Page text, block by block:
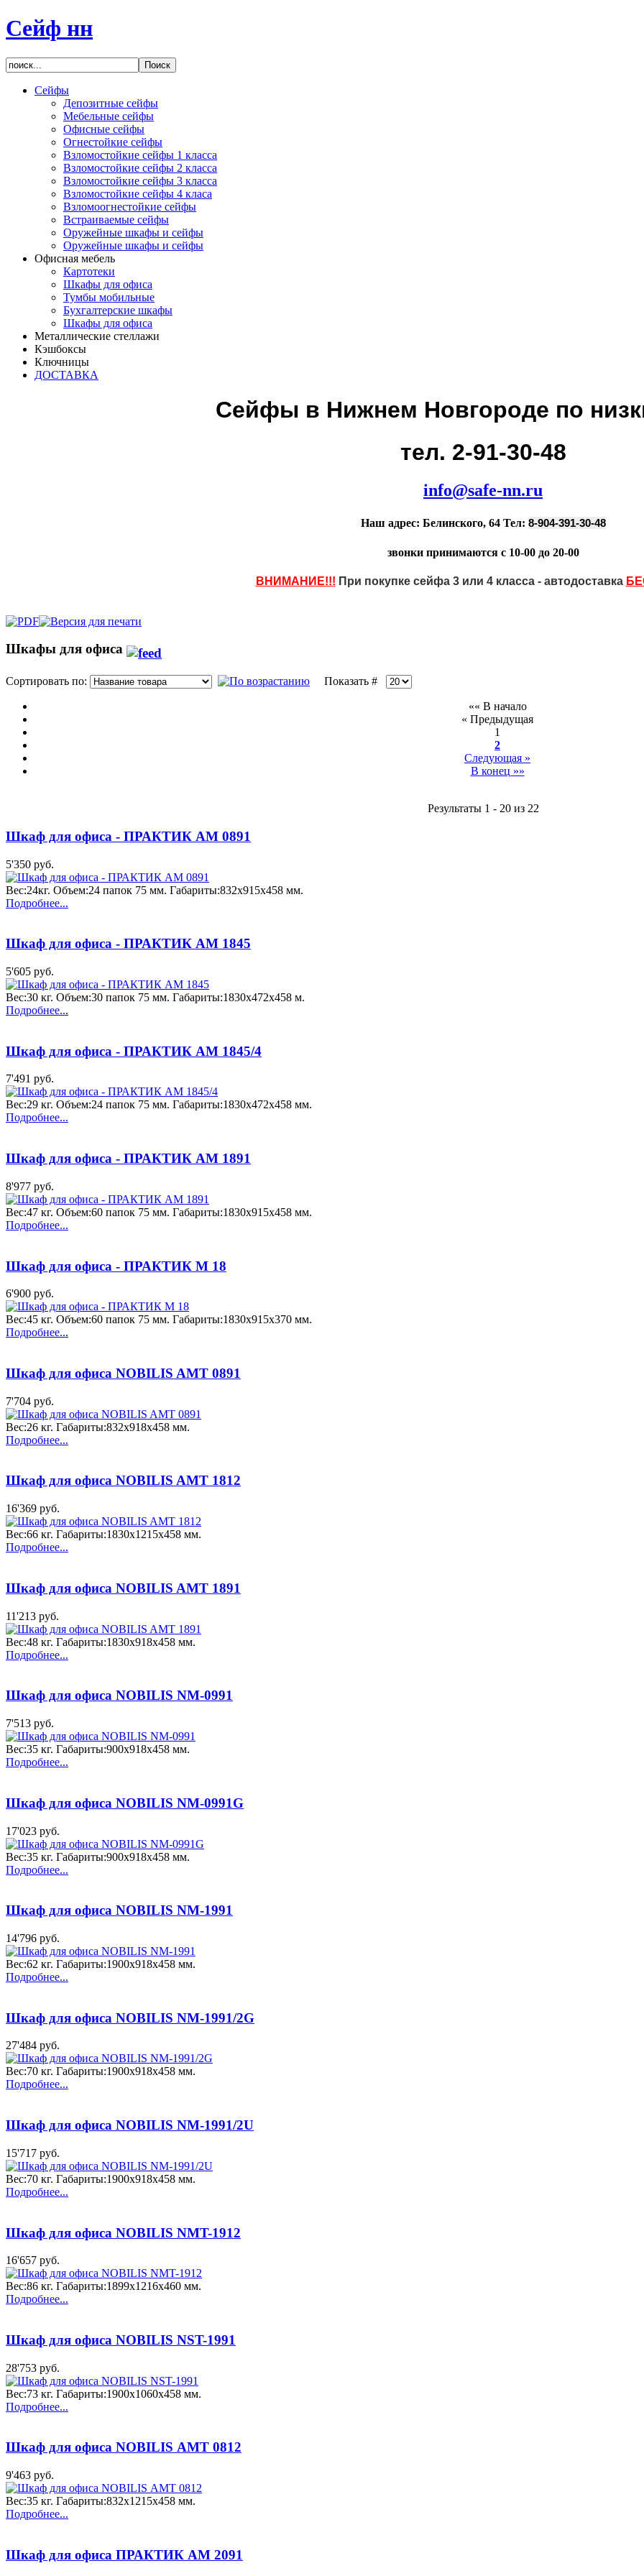
Сейф нн
Сейфы
Депозитные сейфы
Мебельные сейфы
Офисные сейфы
Огнестойкие сейфы
Взломостойкие сейфы 1 класса
Взломостойкие сейфы 2 класса
Взломостойкие сейфы 3 класса
Взломостойкие сейфы 4 класа
Взломоогнестойкие сейфы
Встраиваемые сейфы
Оружейные шкафы и сейфы
Оружейные шкафы и сейфы
Офисная мебель
Картотеки
Шкафы для офиса
Тумбы мобильные
Бухгалтерские шкафы
Шкафы для офиса
Металлические стеллажи
Кэшбоксы
Ключницы
ДОСТАВКА
Сейфы в Нижнем Новгороде по
тел. 2-91-30-48
info@safe-nn.ru
Наш адрес: Белинского, 64 Тел: 8-904-391-30-48
звонки принимаются с 10-00 до 20-00
ВНИМАНИЕ!!! При покупке сейфа 3 или 4 класса - автодоставка
Шкафы для офиса
Сортировать по: Показать #
«« В начало
« Предыдущая
1
2
Следующая »
В конец »»
Результаты 1 - 20 из 22
Шкаф для офиса - ПРАКТИК AM 0891
5'350 руб.
Вес:24кг. Объем:24 папок 75 мм. Габариты:832x915x458 мм.
Подробнее...
Шкаф для офиса - ПРАКТИК AM 1845
5'605 руб.
Вес:30 кг. Объем:30 папок 75 мм. Габариты:1830x472x458 м.
Подробнее...
Шкаф для офиса - ПРАКТИК AM 1845/4
7'491 руб.
Вес:29 кг. Объем:24 папок 75 мм. Габариты:1830x472x458 мм.
Подробнее...
Шкаф для офиса - ПРАКТИК AM 1891
8'977 руб.
Вес:47 кг. Объем:60 папок 75 мм. Габариты:1830x915x458 мм.
Подробнее...
Шкаф для офиса - ПРАКТИК М 18
6'900 руб.
Вес:45 кг. Объем:60 папок 75 мм. Габариты:1830x915x370 мм.
Подробнее...
Шкаф для офиса NOBILIS AMT 0891
7'704 руб.
Вес:26 кг. Габариты:832x918x458 мм.
Подробнее...
Шкаф для офиса NOBILIS AMT 1812
16'369 руб.
Вес:66 кг. Габариты:1830x1215x458 мм.
Подробнее...
Шкаф для офиса NOBILIS AMT 1891
11'213 руб.
Вес:48 кг. Габариты:1830x918x458 мм.
Подробнее...
Шкаф для офиса NOBILIS NM-0991
7'513 руб.
Вес:35 кг. Габариты:900x918x458 мм.
Подробнее...
Шкаф для офиса NOBILIS NM-0991G
17'023 руб.
Вес:35 кг. Габариты:900x918x458 мм.
Подробнее...
Шкаф для офиса NOBILIS NM-1991
14'796 руб.
Вес:62 кг. Габариты:1900x918x458 мм.
Подробнее...
Шкаф для офиса NOBILIS NM-1991/2G
27'484 руб.
Вес:70 кг. Габариты:1900x918x458 мм.
Подробнее...
Шкаф для офиса NOBILIS NM-1991/2U
15'717 руб.
Вес:70 кг. Габариты:1900x918x458 мм.
Подробнее...
Шкаф для офиса NOBILIS NMT-1912
16'657 руб.
Вес:86 кг. Габариты:1899x1216x460 мм.
Подробнее...
Шкаф для офиса NOBILIS NST-1991
28'753 руб.
Вес:73 кг. Габариты:1900x1060x458 мм.
Подробнее...
Шкаф для офиса NOBILIS АМТ 0812
9'463 руб.
Вес:35 кг. Габариты:832x1215x458 мм.
Подробнее...
Шкаф для офиса ПРАКТИК AM 2091